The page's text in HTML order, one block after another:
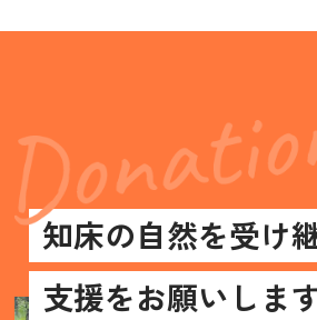
知床の自然を受け
支援をお願いしま